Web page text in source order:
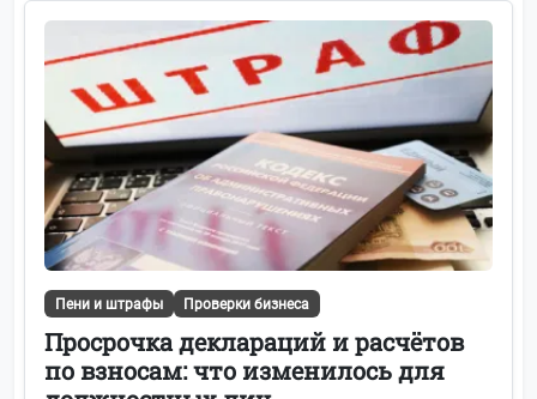
Пени и штрафы Проверки бизнеса
Просрочка деклараций и расчётов
по взносам: что изменилось для